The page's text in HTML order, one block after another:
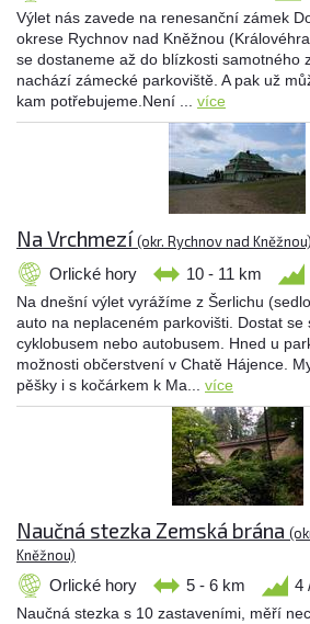
Výlet nás zavede na renesanční zámek
okrese Rychnov nad Kněžnou
se dostaneme až do blízkosti samotného
nachází zámecké parkoviště. A pak už
kam potřebujeme.Není ... více
Na Vrchmezí(okr. Rychnov nad Kněžnou)
Orlické hory 10 - 11 km
Na dnešní výlet vyrážíme z Šerlichu
auto na neplaceném parkovišti. Dostat se
cyklobusem nebo autobusem. Hned u
možnosti občerstvení v Chatě Hájence.
pěšky i s kočárkem k Ma... více
Naučná stezka Zemská brána
Kněžnou)
Orlické hory 5 - 6 km 4
Naučná stezka s 10 zastaveními, měří